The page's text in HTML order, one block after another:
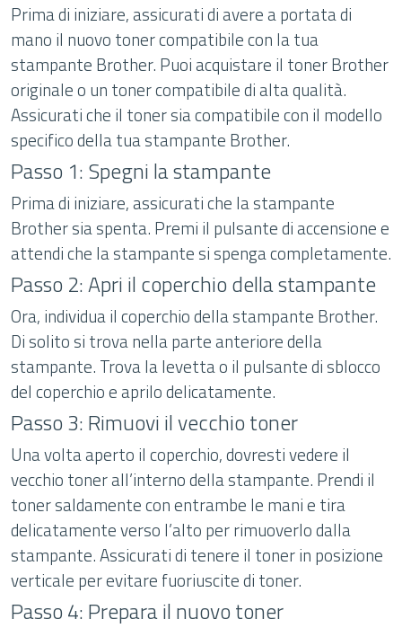
Prima di iniziare, assicurati di avere a portata di
mano il nuovo toner compatibile con la tua
stampante Brother. Puoi acquistare il toner Brother
originale o un toner compatibile di alta qualità.
Assicurati che il toner sia compatibile con il modello
specifico della tua stampante Brother.
Passo 1: Spegni la stampante
Prima di iniziare, assicurati che la stampante
Brother sia spenta. Premi il pulsante di accensione e
attendi che la stampante si spenga completamente.
Passo 2: Apri il coperchio della stampante
Ora, individua il coperchio della stampante Brother.
Di solito si trova nella parte anteriore della
stampante. Trova la levetta o il pulsante di sblocco
del coperchio e aprilo delicatamente.
Passo 3: Rimuovi il vecchio toner
Una volta aperto il coperchio, dovresti vedere il
vecchio toner all’interno della stampante. Prendi il
toner saldamente con entrambe le mani e tira
delicatamente verso l’alto per rimuoverlo dalla
stampante. Assicurati di tenere il toner in posizione
verticale per evitare fuoriuscite di toner.
Passo 4: Prepara il nuovo toner